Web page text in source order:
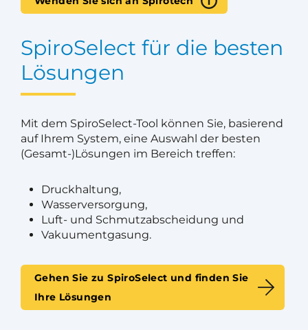
SpiroSelect für die besten
Lösungen
Mit dem SpiroSelect-Tool können Sie, basierend
auf Ihrem System, eine Auswahl der besten
(Gesamt-)Lösungen im Bereich treffen:
Druckhaltung,
Wasserversorgung,
Luft- und Schmutzabscheidung und
Vakuumentgasung.
Gehen Sie zu SpiroSelect und finden Sie
Ihre Lösungen